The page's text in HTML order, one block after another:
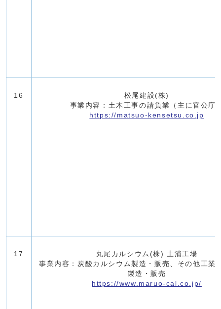
16
松尾建設(株)
事業内容：土木工事の請負業（主に官公庁
https://matsuo-kensetsu.co.jp
17
丸尾カルシウム(株) 土浦工場
事業内容：炭酸カルシウム製造・販売、その他工業
製造・販売
https://www.maruo-cal.co.jp/